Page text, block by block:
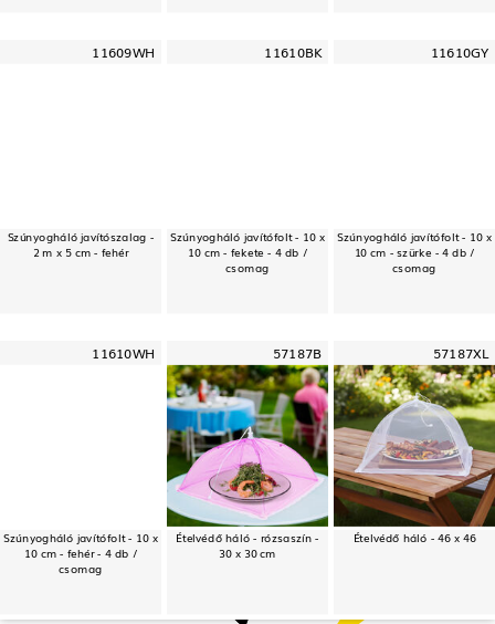
11609WH
Szúnyogháló javítószalag -
2 m x 5 cm - fehér
11610BK
Szúnyogháló javítófolt - 10 x
10 cm - fekete - 4 db /
csomag
11610GY
Szúnyogháló javítófolt - 10 x
10 cm - szürke - 4 db /
csomag
11610WH
Szúnyogháló javítófolt - 10 x
10 cm - fehér - 4 db /
csomag
57187B
Ételvédő háló - rózsaszín -
30 x 30 cm
57187XL
Ételvédő háló - 46 x 46